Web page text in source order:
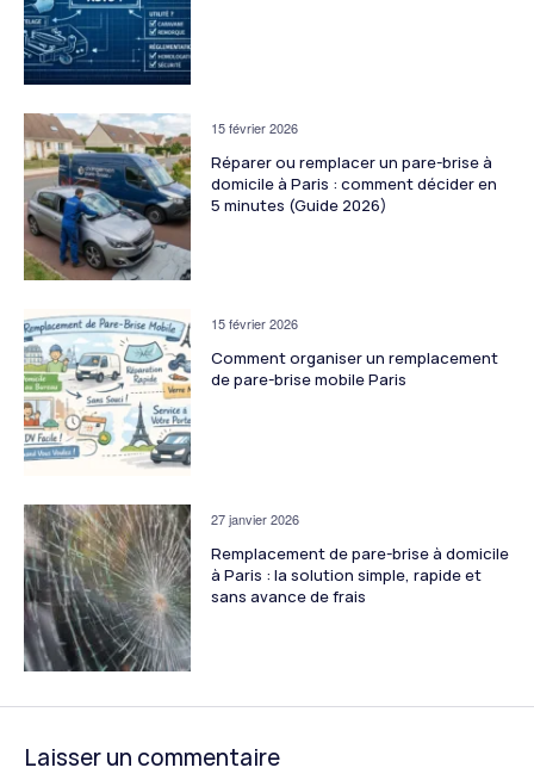
15 février 2026
Réparer ou remplacer un pare-brise à
domicile à Paris : comment décider en
5 minutes (Guide 2026)
15 février 2026
Comment organiser un remplacement
de pare-brise mobile Paris
27 janvier 2026
Remplacement de pare-brise à domicile
à Paris : la solution simple, rapide et
sans avance de frais
Laisser un commentaire